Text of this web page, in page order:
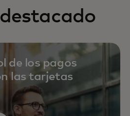
de los pagos
las tarjetas